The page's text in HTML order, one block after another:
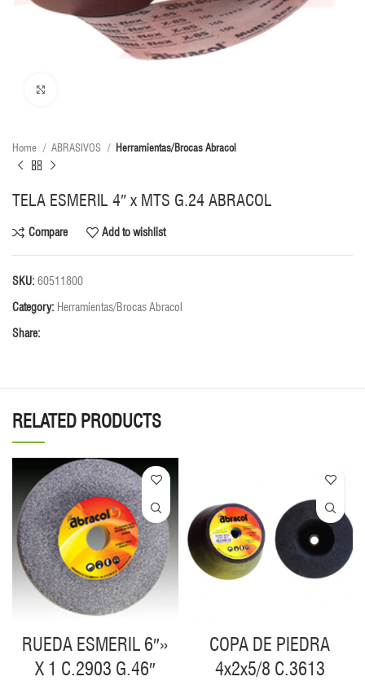
Home ABRASIVOS Herramientas/Brocas Abracol
TELA ESMERIL 4″ x MTS G.24 ABRACOL
Compare Add to wishlist
SKU: 60511800
Category: Herramientas/Brocas Abracol
Share:
RELATED PRODUCTS
RUEDA ESMERIL 6″»
X 1 C.2903 G.46″
COPA DE PIEDRA
4x2x5/8 C.3613